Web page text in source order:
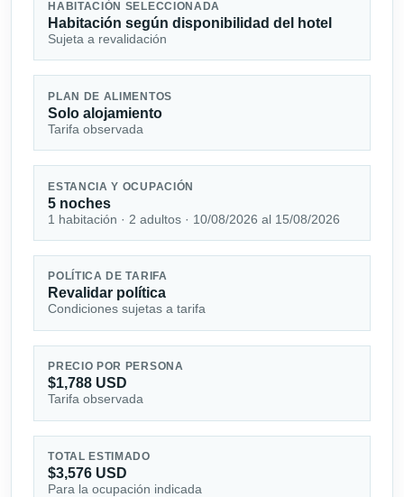
HABITACIÓN SELECCIONADA
Habitación según disponibilidad del hotel
Sujeta a revalidación
PLAN DE ALIMENTOS
Solo alojamiento
Tarifa observada
ESTANCIA Y OCUPACIÓN
5 noches
1 habitación · 2 adultos · 10/08/2026 al 15/08/2026
POLÍTICA DE TARIFA
Revalidar política
Condiciones sujetas a tarifa
PRECIO POR PERSONA
$1,788 USD
Tarifa observada
TOTAL ESTIMADO
$3,576 USD
Para la ocupación indicada